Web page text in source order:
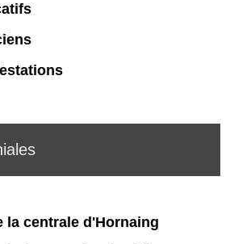
la centrale d'Hornaing